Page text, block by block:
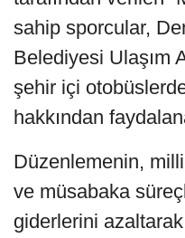
sahip sporcular,
Belediyesi Ulaşım
şehir içi
hakkından
Düzenlemenin,
ve müsabaka
giderlerini